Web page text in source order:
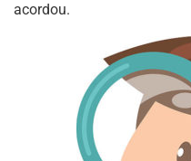
acordou.